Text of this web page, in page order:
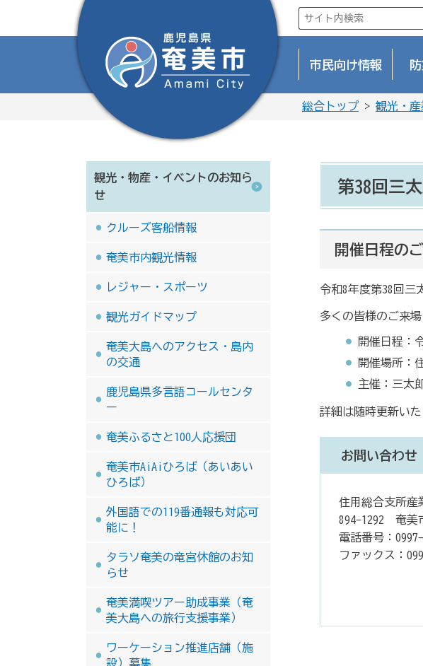
市民向け情報
総合トップ > 観光・産
観光・物産・イベントのお知ら
せ
クルーズ客船情報
奄美市内観光情報
レジャー・スポーツ
観光ガイドマップ
奄美大島へのアクセス・島内
の交通
鹿児島県多言語コールセンタ
ー
奄美ふるさと100人応援団
奄美市AiAiひろば（あいあい
ひろば）
外国語での119番通報も対応可
能に！
タラソ奄美の竜宮休館のお知
らせ
奄美満喫ツアー助成事業（奄
美大島への旅行支援事業）
ワーケーション推進店舗（施
設）募集
第38回三
開催日程の
令和8年度第38回三
多くの皆様のご来
開催日程：
開催場所：
主催：三太
詳細は随時更新いた
お問い合わせ
住用総合支所産
894-1292 奄美
電話番号：
ファックス：